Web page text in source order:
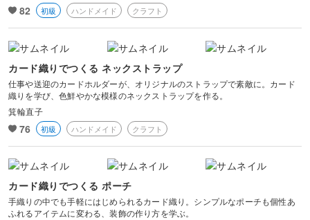
82 初級 ハンドメイド クラフト
カード織りでつくる ネックストラップ
仕事や送迎のカードホルダーが、オリジナルのストラップで素敵に。カード
織りを学び、色鮮やかな模様のネックストラップを作る。
箕輪直子
76 初級 ハンドメイド クラフト
カード織りでつくる ポーチ
手織りの中でも手軽にはじめられるカード織り。シンプルなポーチも個性あ
ふれるアイテムに変わる、装飾の作り方を学ぶ。